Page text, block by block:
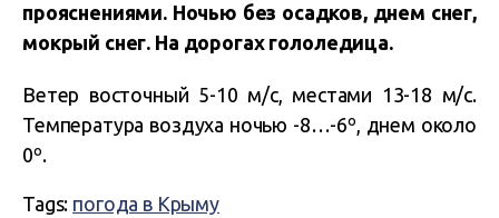
прояснениями. Ночью без осадков, днем снег,
мокрый снег. На дорогах гололедица.
Ветер восточный 5-10 м/с, местами 13-18 м/с.
Температура воздуха ночью -8…-6º, днем около
0º.
Tags: погода в Крыму